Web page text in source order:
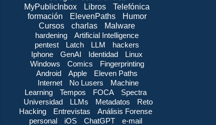
MyPublicInbox
Libros
Telefónica
formación
ElevenPaths
Humor
Cursos
charlas
Malware
hardening
Artificial Intelligence
pentest
Latch LLM
hackers
Iphone
GenAI Identidad
Linux
Windows
Comics
Fingerprinting
Android
Apple
Eleven Paths
Internet
No Lusers
Machine
Learning
Tempos FOCA
Spectra
Universidad
LLMs Metadatos
Reto
Hacking
Entrevistas
Análisis Forense
personal
iOS ChatGPT
e-mail